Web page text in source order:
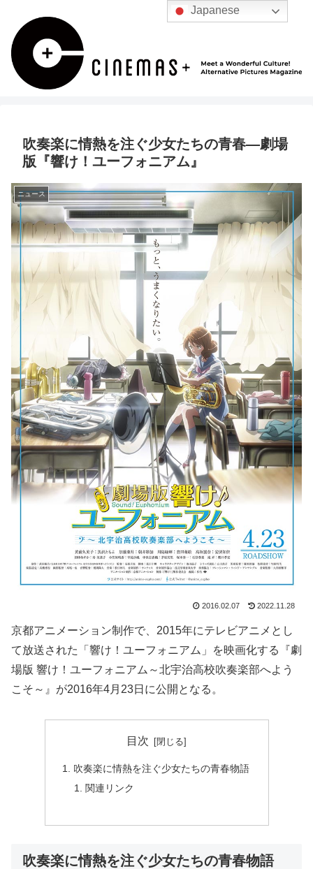
吹奏楽に情熱を注ぐ少女たちの青春―劇場
版『響け！ユーフォニアム』
ニュース
2016.02.07 2022.11.28
京都アニメーション制作で、2015年にテレビアニメとし
て放送された「響け！ユーフォニアム」を映画化する『劇
場版 響け！ユーフォニアム～北宇治高校吹奏楽部へよう
こそ～』が2016年4月23日に公開となる。
目次
吹奏楽に情熱を注ぐ少女たちの青春物語
関連リンク
吹奏楽に情熱を注ぐ少女たちの青春物語
Japanese